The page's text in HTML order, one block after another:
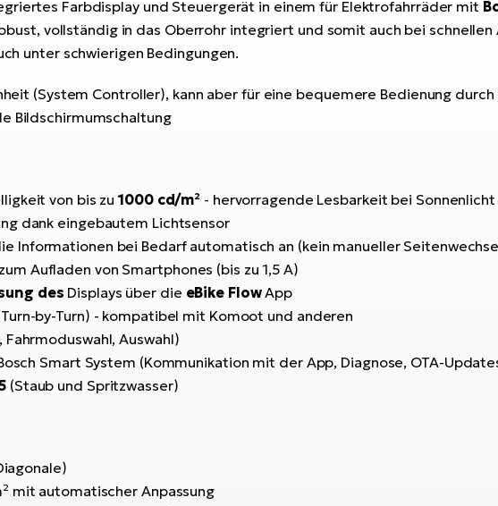
Farbdisplay und Steuergerät in einem für Elektrofahrräder mit
vollständig in das Oberrohr integriert und somit auch bei
unter schwierigen Bedingungen.
(System Controller), kann aber für eine bequemere Bedienung
Bildschirmumschaltung
von bis zu1000 cd/m² - hervorragende Lesbarkeit bei
dank eingebautem Lichtsensor
Informationen bei Bedarf automatisch an (kein manueller
zum Aufladen von Smartphones (bis zu 1,5 A)
des Displays über die eBike FlowApp
by-Turn) - kompatibel mit Komoot und anderen
Auswahl)
Smart System (Kommunikation mit der App, Diagnose, OTA-
(Staub und Spritzwasser)
mit automatischer Anpassung